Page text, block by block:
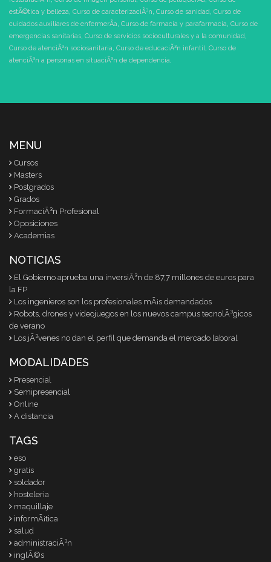
estÃ©tica y belleza, Curso de caracterizaciÃ³n, Curso de sanidad, Curso de
cuidados auxiliares de enfermerÃ­a, Curso de farmacia y parafarmacia, Curso de
emergencias sanitarias, Curso de servicios socioculturales y a la comunidad,
Curso de atenciÃ³n sociosanitaria, Curso de educaciÃ³n infantil, Curso de
atenciÃ³n a personas en situaciÃ³n de dependencia,
MENU
Cursos
Masters
Postgrados
Grados
FormaciÃ³n Profesional
Oposiciones
Academias
NOTICIAS
El Gobierno aprueba una inversiÃ³n de 87,7 millones de euros para
la FP
Los ingenieros son los profesionales mÃ¡s demandados
Robots, drones y videojuegos en los nuevos campus tecnolÃ³gicos
de verano
Los jÃ³venes no dan el perfil que demanda el mercado laboral
MODALIDADES
Presencial
Semipresencial
Online
A distancia
TAGS
eso
gratis
soldador
hosteleria
maquillaje
informÃ¡tica
salud
administraciÃ³n
inglÃ©s